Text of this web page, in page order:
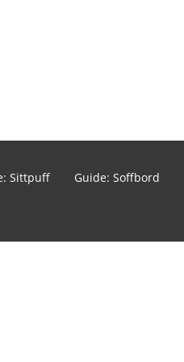
Sittpuff Guide: Soffbord